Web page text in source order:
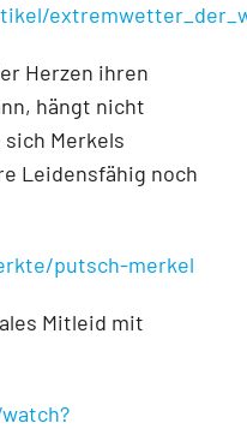
Herzen ihren
hängt nicht
Merkels
Leidensfähig noch
putsch-merkel
Mitleid mit